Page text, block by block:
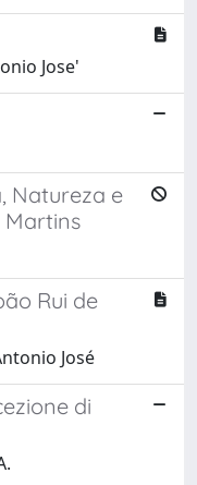
Jose'
Natureza e
Martins
Rui de
José
di